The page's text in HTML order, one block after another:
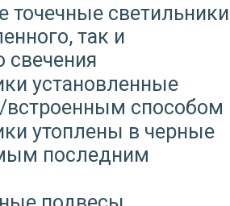
точечные светильники
так и
свечения
установленные
способом
утоплены в черные
последним